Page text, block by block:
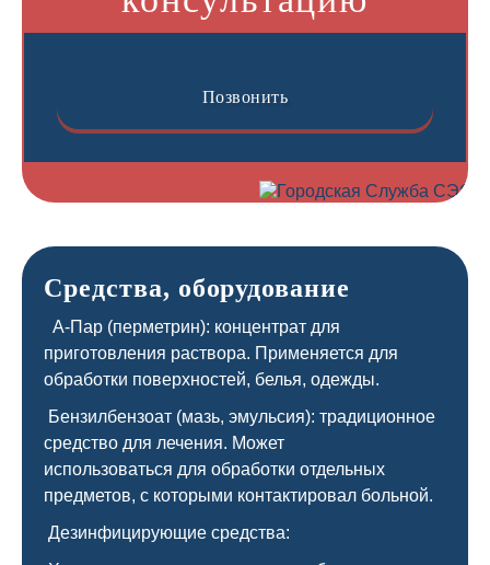
Позвонить
Средства, оборудование
А-Пар (перметрин): концентрат для
приготовления раствора. Применяется для
обработки поверхностей, белья, одежды.
Бензилбензоат (мазь, эмульсия): традиционное
средство для лечения. Может
использоваться для обработки отдельных
предметов, с которыми контактировал больной.
Дезинфицирующие средства: